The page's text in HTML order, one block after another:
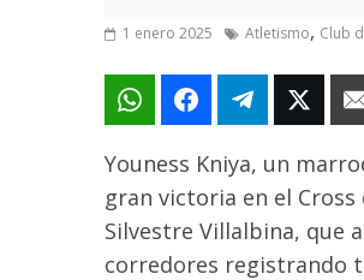
1 enero 2025 Atletismo, Club
Youness Kniya, un
gran victoria en el
Silvestre Villalbina, que
corredores registrando